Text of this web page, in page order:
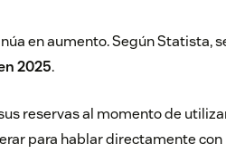
en aumento. SegúnStatista,
2025.
reservas al momento de
para hablar directamente